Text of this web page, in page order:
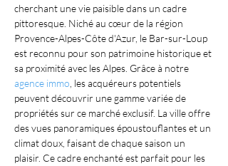
cherchant une vie paisible dans un cadre
pittoresque. Niché au cœur de la région
Provence-Alpes-Côte d'Azur, le Bar-sur-Loup
est reconnu pour son patrimoine historique et
sa proximité avec les Alpes. Grâce à notre
agence immo , les acquéreurs potentiels
peuvent découvrir une gamme variée de
propriétés sur ce marché exclusif. La ville offre
des vues panoramiques époustouflantes et un
climat doux, faisant de chaque saison un
plaisir. Ce cadre enchanté est parfait pour les